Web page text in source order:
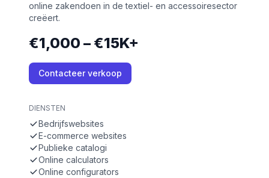
online zakendoen in de textiel- en accessoiresector
creëert.
€1,000 – €15K+
Contacteer verkoop
DIENSTEN
Bedrijfswebsites
E-commerce websites
Publieke catalogi
Online calculators
Online configurators